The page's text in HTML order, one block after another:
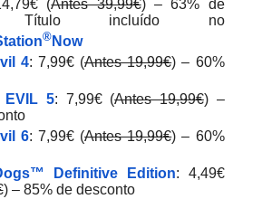
(Antes 39,99€) – 63% de
Título incluído no
®Now
4: 7,99€ (Antes 19,99€) – 60%
EVIL 5: 7,99€ (Antes 19,99€) –
6: 7,99€ (Antes 19,99€) – 60%
Definitive Edition: 4,49€
) – 85% de desconto